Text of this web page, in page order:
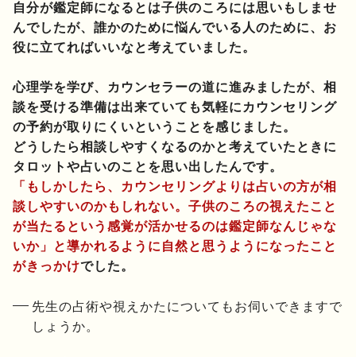
自分が鑑定師になるとは子供のころには思いもしませ
んでしたが、誰かのために悩んでいる人のために、お
役に立てればいいなと考えていました。
心理学を学び、カウンセラーの道に進みましたが、相
談を受ける準備は出来ていても気軽にカウンセリング
の予約が取りにくいということを感じました。
どうしたら相談しやすくなるのかと考えていたときに
タロットや占いのことを思い出したんです。
「もしかしたら、カウンセリングよりは占いの方が相
談しやすいのかもしれない。子供のころの視えたこと
が当たるという感覚が活かせるのは鑑定師なんじゃな
いか」と導かれるように自然と思うようになったこと
がきっかけでした。
先生の占術や視えかたについてもお伺いできますで
しょうか。